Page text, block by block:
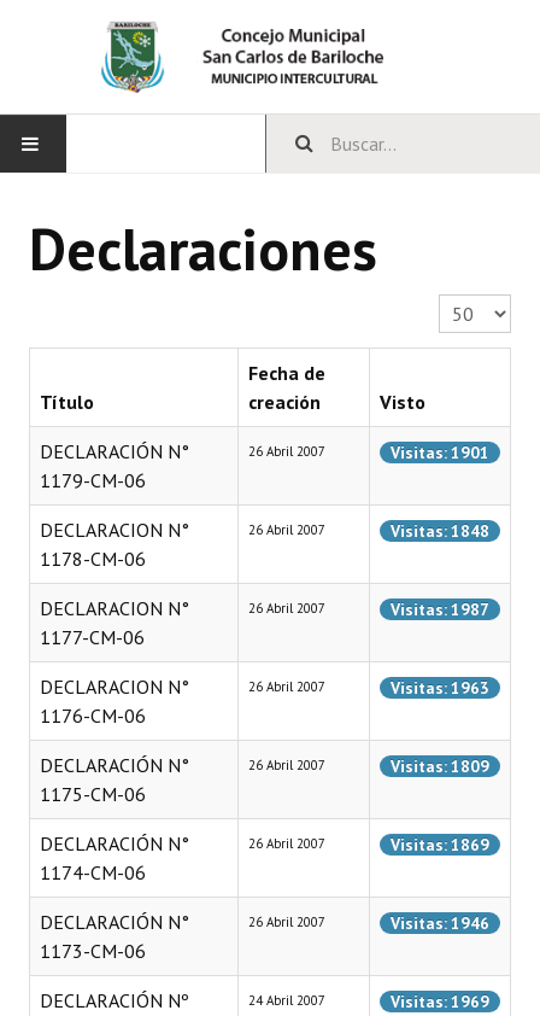
CONCEJO
Programas
LEGISLACIÓN
Constitución Provincial
Carta Orgánica 2007
Reglamento Interno
Digesto
Organigrama
DOCUMENTOS
Declaraciones
Cantidad a
Título
Fecha de
creación
Visto
DECLARACIÓN N°
1179-CM-06
26 Abril 2007 Visitas: 1901
DECLARACION N°
1178-CM-06
26 Abril 2007 Visitas: 1848
DECLARACION N°
1177-CM-06
26 Abril 2007 Visitas: 1987
DECLARACION N°
1176-CM-06
26 Abril 2007 Visitas: 1963
DECLARACIÓN N°
1175-CM-06
26 Abril 2007 Visitas: 1809
DECLARACIÓN N°
1174-CM-06
26 Abril 2007 Visitas: 1869
DECLARACIÓN N°
1173-CM-06
26 Abril 2007 Visitas: 1946
DECLARACIÓN Nº
24 Abril 2007 Visitas: 1969